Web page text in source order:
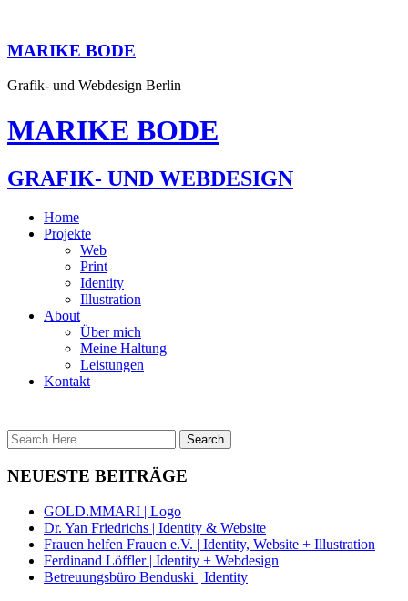
MARIKE BODE
Grafik- und Webdesign Berlin
MARIKE BODE
GRAFIK- UND WEBDESIGN
Home
Projekte
Web
Print
Identity
Illustration
About
Über mich
Meine Haltung
Leistungen
Kontakt
NEUESTE BEITRÄGE
GOLD.MMARI | Logo
Dr. Yan Friedrichs | Identity & Website
Frauen helfen Frauen e.V. | Identity, Website + Illustration
Ferdinand Löffler | Identity + Webdesign
Betreuungsbüro Benduski | Identity